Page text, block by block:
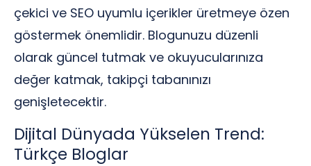
çekici ve SEO uyumlu içerikler üretmeye özen
göstermek önemlidir. Blogunuzu düzenli
olarak güncel tutmak ve okuyucularınıza
değer katmak, takipçi tabanınızı
genişletecektir.
Dijital Dünyada Yükselen Trend:
Türkçe Bloglar